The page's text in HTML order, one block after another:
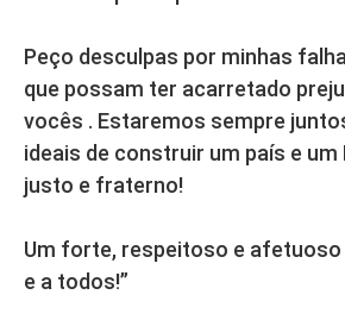
Peço desculpas por minhas
que possam ter acarretado
vocês . Estaremos sempre
ideais de construir um país e um
justo e fraterno!
Um forte, respeitoso e
e a todos!”